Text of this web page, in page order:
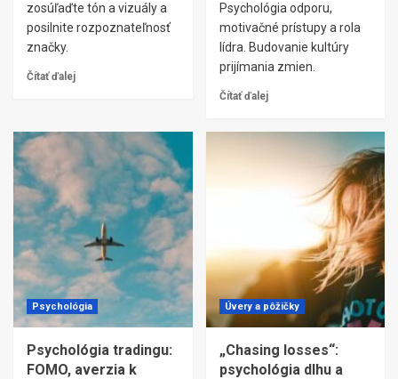
zosúľaďte tón a vizuály a
posilnite rozpoznateľnosť
značky.
Čítať ďalej
Psychológia odporu,
motivačné prístupy a rola
lídra. Budovanie kultúry
prijímania zmien.
Čítať ďalej
Psychológia
Psychológia tradingu:
FOMO, averzia k
Úvery a pôžičky
„Chasing losses“:
psychológia dlhu a